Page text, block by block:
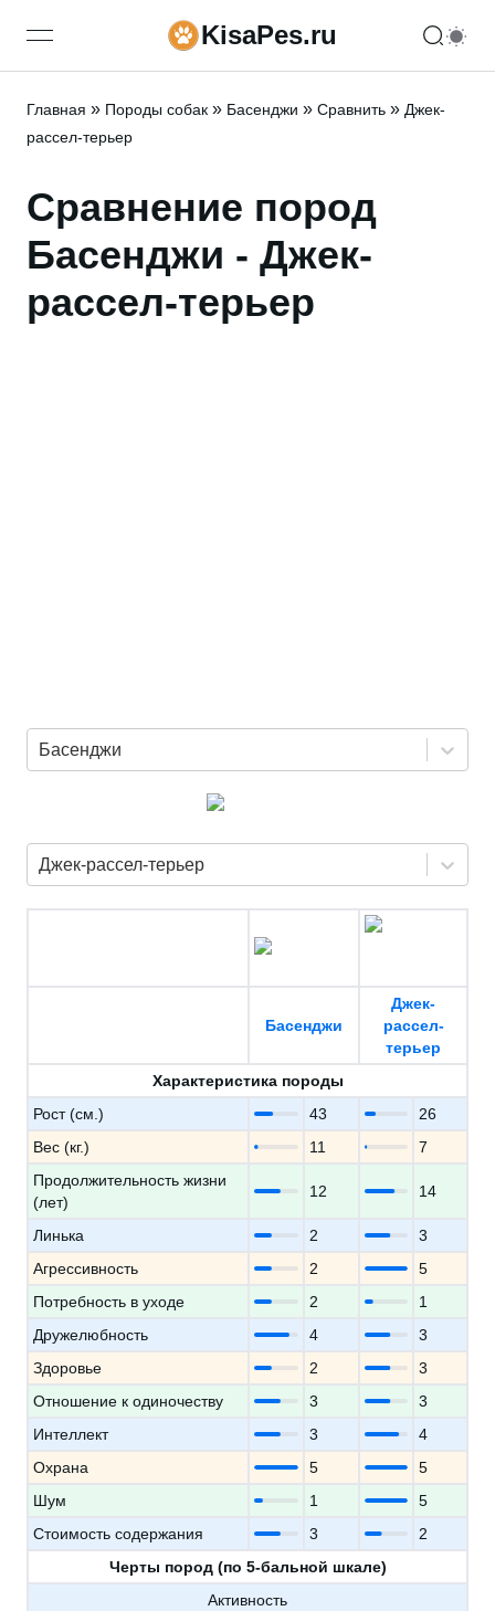
open navigation menuKisaPes.ru
Главная » Породы собак » Басенджи » Сравнить » Джек-
рассел-терьер
Сравнение пород
Басенджи - Джек-
рассел-терьер
Басенджи
Джек-рассел-терьер
Басенджи
Джек-
рассел-
терьер
Характеристика породы
Рост (см.)
43
26
Вес (кг.)
11
7
Продолжительность жизни
(лет)
12 14
Линька 2
3
Агрессивность
2
5
Потребность в уходе
2
1
Дружелюбность
4
3
Здоровье
2
3
Отношение к одиночеству
3
3
Интеллект
3
4
Охрана
5
5
Шум
1
5
Стоимость содержания
3
2
Черты пород (по 5-бальной шкале)
Активность